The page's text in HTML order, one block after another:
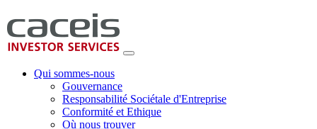
Qui sommes-nous
Gouvernance
Responsabilité Sociétale d'Entreprise
Conformité et Ethique
Où nous trouver